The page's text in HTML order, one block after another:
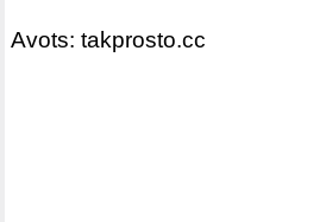
Avots: takprosto.cc